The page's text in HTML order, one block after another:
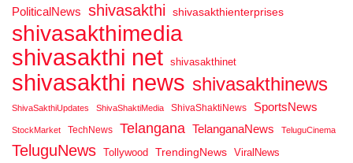
PoliticalNews shivasakthi shivasakthienterprises
shivasakthimedia
shivasakthi net shivasakthinet
shivasakthi news shivasakthinews
ShivaSakthiUpdates ShivaShaktiMedia ShivaShaktiNews SportsNews
StockMarket TechNews Telangana TelanganaNews TeluguCinema
TeluguNews Tollywood TrendingNews ViralNews